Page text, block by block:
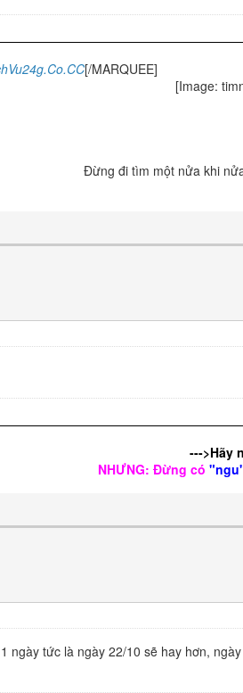
[/MARQUEE]
Đừng đi tìm một nửa khi
--->Hãy
NHƯNG: Đừng có
ngày tức là ngày 22/10 sẽ hay hơn,